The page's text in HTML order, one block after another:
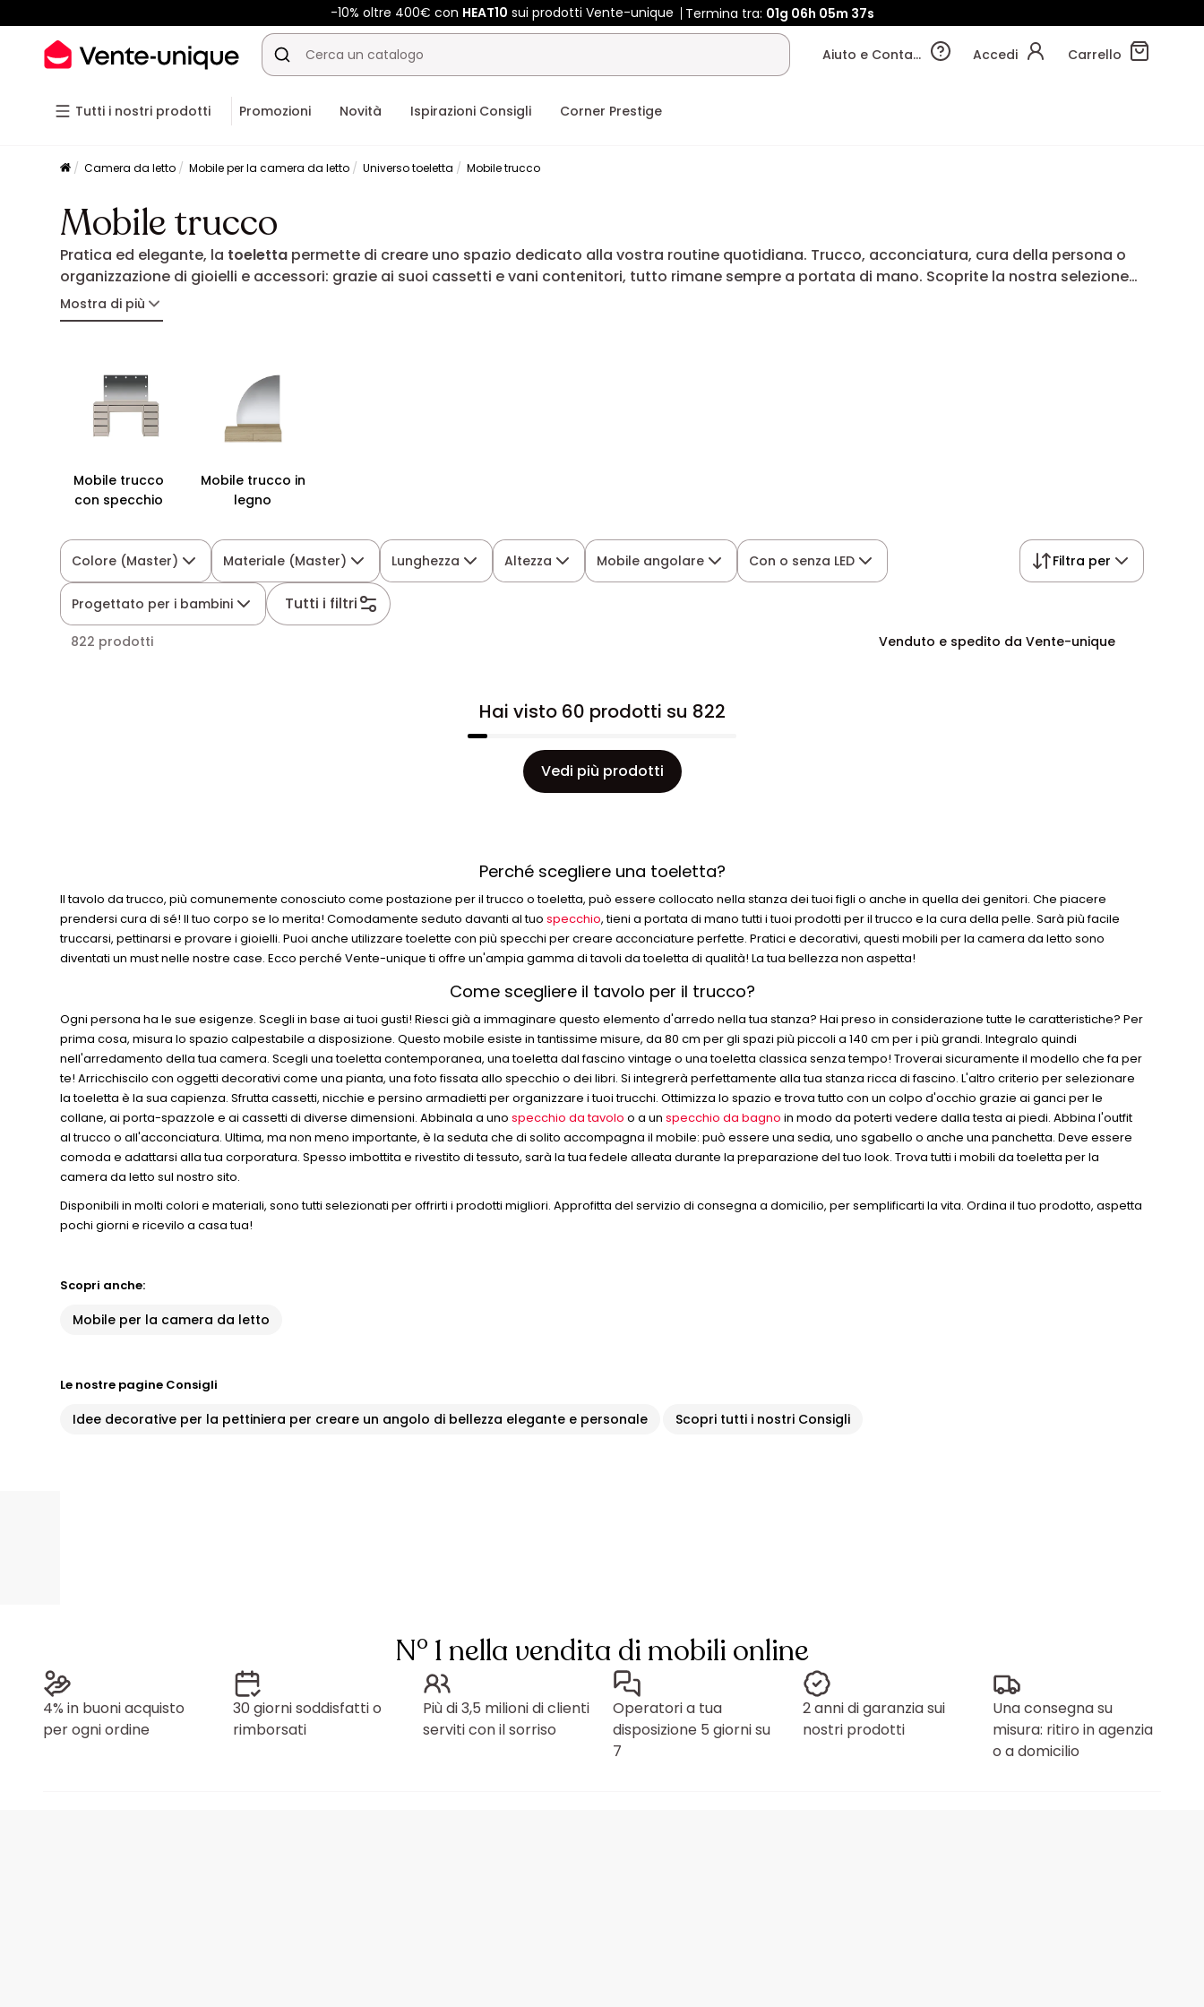
-10% oltre 400€ con HEAT10 sui prodotti Vente-unique Termina tra: 01g 06h 05m 34s
Aiuto e Contatti Accedi Carrello
Tutti i nostri prodotti Promozioni Novità Ispirazioni Consigli Corner Prestige
Camera da letto Mobile per la camera da letto Universo toeletta Mobile trucco
Mobile trucco
Pratica ed elegante, la toeletta permette di creare uno spazio dedicato alla vostra routine quotidiana. Trucco, acconciatura, cura della persona o
organizzazione di gioielli e accessori: grazie ai suoi cassetti e vani contenitori, tutto rimane sempre a portata di mano. Scoprite la nostra selezione
di toilette e trovate il modello ideale per unire organizzazione, comfort e stile nella vostra camera da letto.
Mostra di più
Mobile trucco
con specchio
Mobile trucco in
legno
Colore (Master) Materiale (Master) Lunghezza Altezza Mobile angolare Con o senza LED
Progettato per i bambini Tutti i filtri
Filtra per
822 prodotti Venduto e spedito da Vente-unique
Hai visto 60 prodotti su 822
Vedi più prodotti
Perché scegliere una toeletta?
Il tavolo da trucco, più comunemente conosciuto come postazione per il trucco o toeletta, può essere collocato nella stanza dei tuoi figli o anche in quella dei genitori. Che piacere
prendersi cura di sé! Il tuo corpo se lo merita! Comodamente seduto davanti al tuospecchio, tieni a portata di mano tutti i tuoi prodotti per il trucco e la cura della pelle. Sarà più facile
truccarsi, pettinarsi e provare i gioielli. Puoi anche utilizzare toelette con più specchi per creare acconciature perfette. Pratici e decorativi, questi mobili per la camera da letto sono
diventati un must nelle nostre case. Ecco perché Vente-unique ti offre un'ampia gamma di tavoli da toeletta di qualità! La tua bellezza non aspetta!
Come scegliere il tavolo per il trucco?
Ogni persona ha le sue esigenze. Scegli in base ai tuoi gusti! Riesci già a immaginare questo elemento d'arredo nella tua stanza? Hai preso in considerazione tutte le caratteristiche? Per
prima cosa, misura lo spazio calpestabile a disposizione. Questo mobile esiste in tantissime misure, da 80 cm per gli spazi più piccoli a 140 cm per i più grandi. Integralo quindi
nell'arredamento della tua camera. Scegli una toeletta contemporanea, una toeletta dal fascino vintage o una toeletta classica senza tempo! Troverai sicuramente il modello che fa per
te! Arricchiscilo con oggetti decorativi come una pianta, una foto fissata allo specchio o dei libri. Si integrerà perfettamente alla tua stanza ricca di fascino. L'altro criterio per selezionare
la toeletta è la sua capienza. Sfrutta cassetti, nicchie e persino armadietti per organizzare i tuoi trucchi. Ottimizza lo spazio e trova tutto con un colpo d'occhio grazie ai ganci per le
collane, ai porta-spazzole e ai cassetti di diverse dimensioni. Abbinala a unospecchio da tavolo o a unspecchio da bagno in modo da poterti vedere dalla testa ai piedi. Abbina l'outfit
al trucco o all'acconciatura. Ultima, ma non meno importante, è la seduta che di solito accompagna il mobile: può essere una sedia, uno sgabello o anche una panchetta. Deve essere
comoda e adattarsi alla tua corporatura. Spesso imbottita e rivestito di tessuto, sarà la tua fedele alleata durante la preparazione del tuo look. Trova tutti i mobili da toeletta per la
camera da letto sul nostro sito.
Disponibili in molti colori e materiali, sono tutti selezionati per offrirti i prodotti migliori. Approfitta del servizio di consegna a domicilio, per semplificarti la vita. Ordina il tuo prodotto, aspetta
pochi giorni e ricevilo a casa tua!
Scopri anche:
Mobile per la camera da letto
Le nostre pagine Consigli
Idee decorative per la pettiniera per creare un angolo di bellezza elegante e personale Scopri tutti i nostri Consigli
N° 1 nella vendita di mobili online
4% in buoni acquisto
per ogni ordine
30 giorni soddisfatti o
rimborsati
Più di 3,5 milioni di clienti
serviti con il sorriso
Operatori a tua
disposizione 5 giorni su
7
2 anni di garanzia sui
nostri prodotti
Una consegna su
misura: ritiro in agenzia
o a domicilio